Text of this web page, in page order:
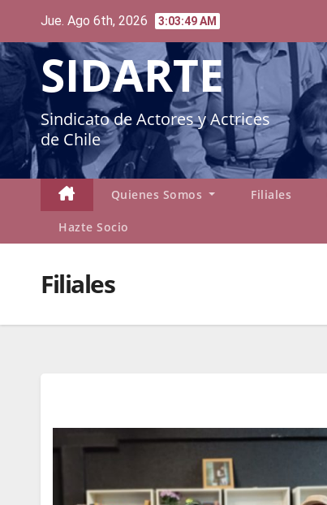
content
Jue. Ago 6th, 2026 3:03:50 AM
SIDARTE
Sindicato de Actores y Actrices
de Chile
Quienes Somos Filiales
Hazte Socio
Filiales